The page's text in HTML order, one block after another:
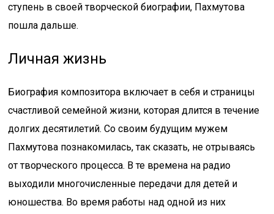
ступень в своей творческой биографии, Пахмутова
пошла дальше.
Личная жизнь
Биография композитора включает в себя и страницы
счастливой семейной жизни, которая длится в течение
долгих десятилетий. Со своим будущим мужем
Пахмутова познакомилась, так сказать, не отрываясь
от творческого процесса. В те времена на радио
выходили многочисленные передачи для детей и
юношества. Во время работы над одной из них